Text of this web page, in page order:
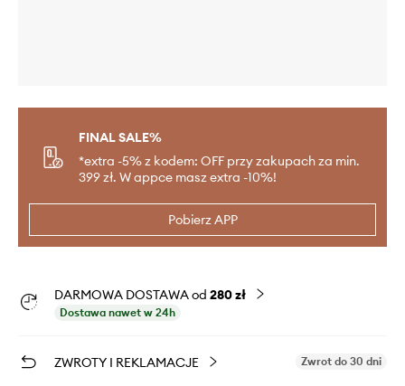
FINAL SALE%
*extra -5% z kodem: OFF przy zakupach za min.
399 zł. W appce masz extra -10%!
Pobierz APP
DARMOWA DOSTAWA od 280 zł
Dostawa nawet w 24h
ZWROTY I REKLAMACJE Zwrot do 30 dni